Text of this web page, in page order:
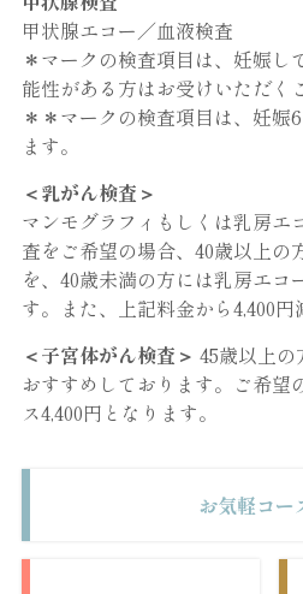
甲状腺エコー／血液検査
＊マークの検査項目は、妊娠し
能性がある方はお受けいただく
＊＊マークの検査項目は、妊娠
ます。
＜乳がん検査＞
マンモグラフィもしくは乳房エ
査をご希望の場合、40歳以上の
を、40歳未満の方には乳房エコ
す。また、上記料金から4,400円
＜子宮体がん検査＞ 45歳以上
おすすめしております。ご希望
ス4,400円となります。
お気軽コー